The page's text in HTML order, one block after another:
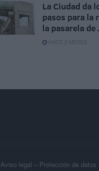
La Ciudad da
pasos para la
la pasarela
HACE 2 MESES
Aviso legal – Protección de datos